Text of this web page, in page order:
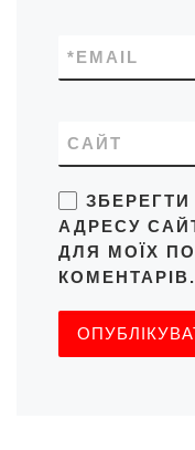
EMAIL
*
САЙТ
ЗБЕРЕГТИ
АДРЕСУ
ДЛЯ МОЇХ
КОМЕНТАРІВ.